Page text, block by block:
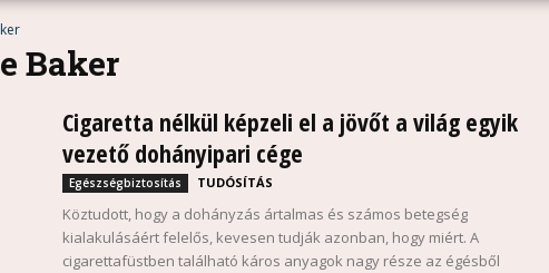
Baker
Cigaretta nélkül képzeli el a jövőt a világ egyik
vezető dohányipari cége
Egészségbiztosítás TUDÓSÍTÁS
Köztudott, hogy a dohányzás ártalmas és számos betegség
kialakulásáért felelős, kevesen tudják azonban, hogy miért. A
cigarettafüstben található káros anyagok nagy része az égésből